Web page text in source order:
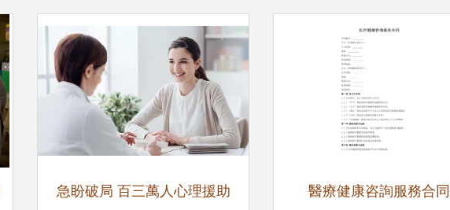
急盼破局 百三萬人心理援助 醫療健康咨詢服務合同